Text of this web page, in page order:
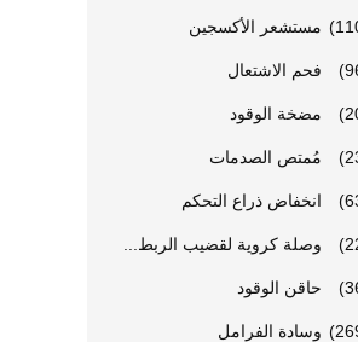
مستشعر الأكسجين
فحم الاشتعال
مضخة الوقود
مُمتص الصدمات
انخفاض ذراع التحكم
وصلة كروية لقضيب الربط...
حاقن الوقود
وسادة الفرامل